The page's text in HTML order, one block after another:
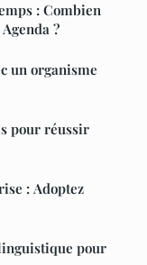
: Combien
?
un organisme
pour réussir
: Adoptez
pour